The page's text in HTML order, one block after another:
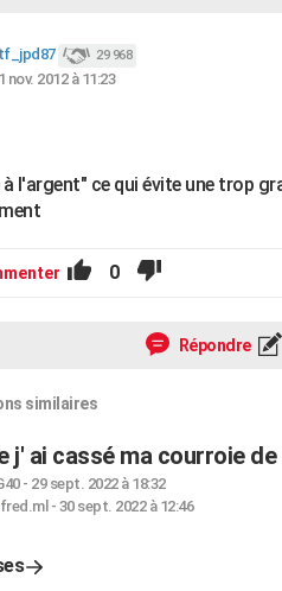
29 968
nov. 2012 à 11:23
l'argent" ce qui évite une trop
0
Répondre
similaires
j' ai cassé ma courroie
- 29 sept. 2022 à 18:32
fred.ml - 30 sept. 2022 à 12:46